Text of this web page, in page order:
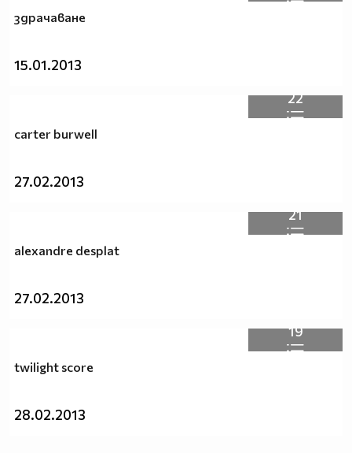
здрачаване
15.01.2013
22
carter burwell
27.02.2013
21
alexandre desplat
27.02.2013
19
twilight score
28.02.2013